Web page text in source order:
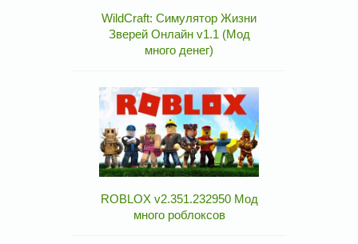
WildCraft: Симулятор Жизни
Зверей Онлайн v1.1 (Мод
много денег)
ROBLOX v2.351.232950 Мод
много роблоксов